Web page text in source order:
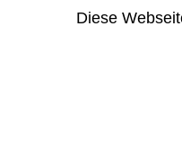
Diese